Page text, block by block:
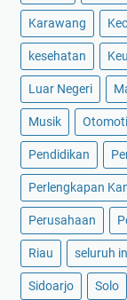
Karawang
kesehatan
Luar Negeri
Musik
Pendidikan
Perlengkapan
Perusahaan
Riau seluruh
Sidoarjo Solo